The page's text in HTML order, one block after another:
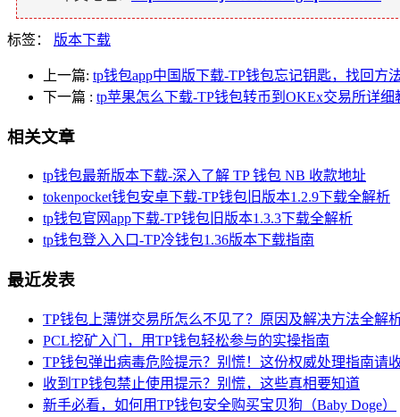
标签： 版本下载
上一篇: tp钱包app中国版下载-TP钱包忘记钥匙，找回方
下一篇 : tp苹果怎么下载-TP钱包转币到OKEx交易所详细
相关文章
tp钱包最新版本下载-深入了解 TP 钱包 NB 收款地址
tokenpocket钱包安卓下载-TP钱包旧版本1.2.9下载全解析
tp钱包官网app下载-TP钱包旧版本1.3.3下载全解析
tp钱包登入入口-TP冷钱包1.36版本下载指南
最近发表
TP钱包上薄饼交易所怎么不见了？原因及解决方法全解
PCL挖矿入门，用TP钱包轻松参与的实操指南
TP钱包弹出病毒危险提示？别慌！这份权威处理指南请
收到TP钱包禁止使用提示？别慌，这些真相要知道
新手必看，如何用TP钱包安全购买宝贝狗（Baby Doge）